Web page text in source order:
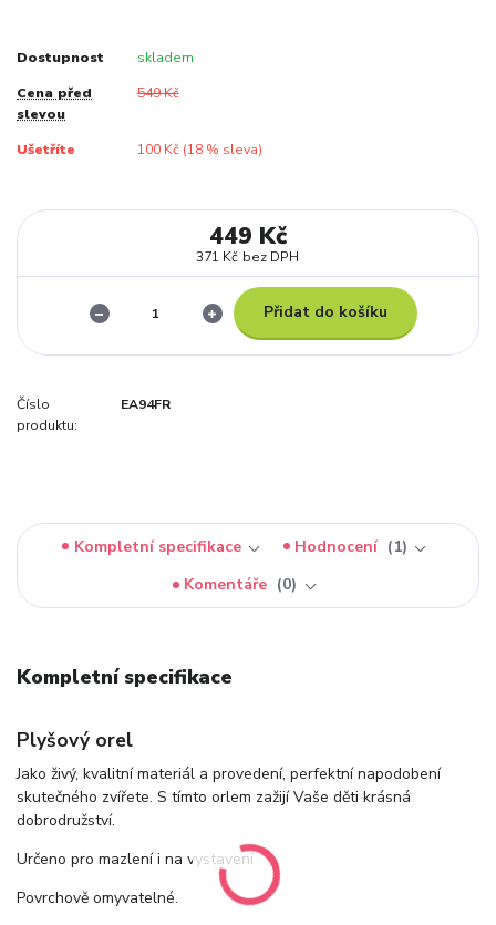
Dostupnost skladem
Cena před
slevou
549 Kč
Ušetříte 100 Kč (18% sleva)
449 Kč
371 Kč bez DPH
Přidat do košíku
Číslo
produktu:
EA94FR
Kompletní specifikace Hodnocení
1
Komentáře
0
Kompletní specifikace
Plyšový orel
Jako živý, kvalitní materiál a provedení, perfektní napodobení
skutečného zvířete. S tímto orlem zažijí Vaše děti krásná
dobrodružství.
Určeno pro mazlení i na vystavení
Povrchově omyvatelné.